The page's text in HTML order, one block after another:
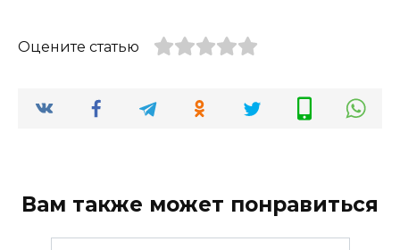
Оцените статью
Вам также может понравиться